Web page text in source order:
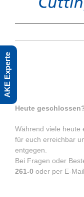
Heute
Während viele heute
für euch erreichbar
entgegen.
Bei Fragen oder
261-0 oder per E-
AKE Experte